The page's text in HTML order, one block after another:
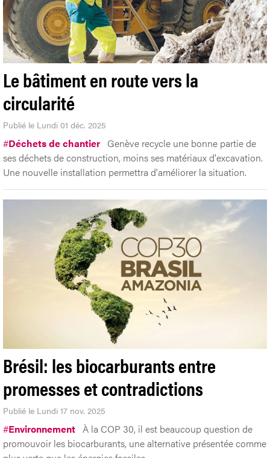
Le bâtiment en route vers la
circularité
Publié le Lundi 01 déc. 2025
#Déchets de chantier Genève recycle une bonne partie de
ses déchets de construction, moins ses matériaux d'excavation.
Une nouvelle installation permettra d'améliorer la situation.
Brésil: les biocarburants entre
promesses et contradictions
Publié le Lundi 17 nov. 2025
#Environnement À la COP 30, il est beaucoup question de
promouvoir les biocarburants, une alternative présentée comme